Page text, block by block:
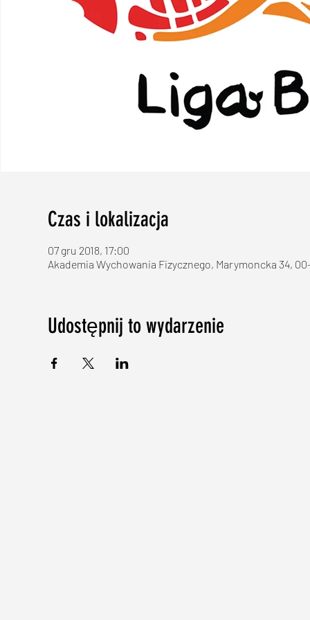
Czas i lokalizacja
07 gru 2018, 17:00
Akademia Wychowania Fizycznego, Marymoncka 34,
Udostępnij to wydarzenie